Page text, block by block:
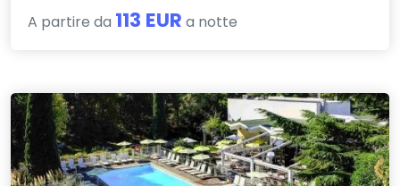
A partire da 113 EUR a notte